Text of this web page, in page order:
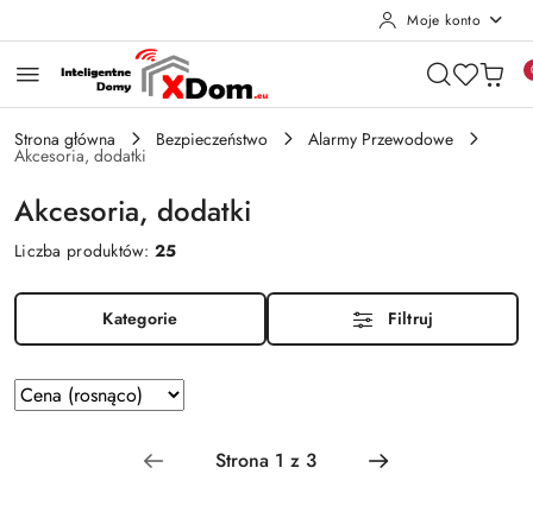
Moje konto
Strona główna Bezpieczeństwo Alarmy Przewodowe
Akcesoria, dodatki
Akcesoria, dodatki
Liczba produktów:25
Kategorie Filtruj
Zastosowano
sortowanie:
Sortuj
według